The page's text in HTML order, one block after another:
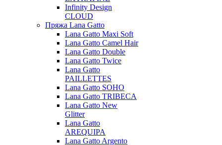
Infinity Design
CLOUD
Пряжа Lana Gatto
Lana Gatto Maxi Soft
Lana Gatto Camel Hair
Lana Gatto Double
Lana Gatto Twice
Lana Gatto
PAILLETTES
Lana Gatto SOHO
Lana Gatto TRIBECA
Lana Gatto New
Glitter
Lana Gatto
AREQUIPA
Lana Gatto Argento